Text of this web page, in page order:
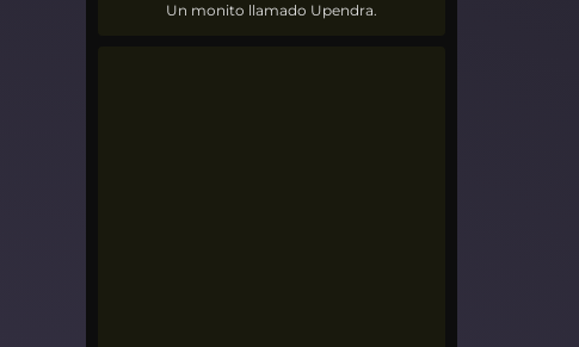
Un monito llamado Upendra.